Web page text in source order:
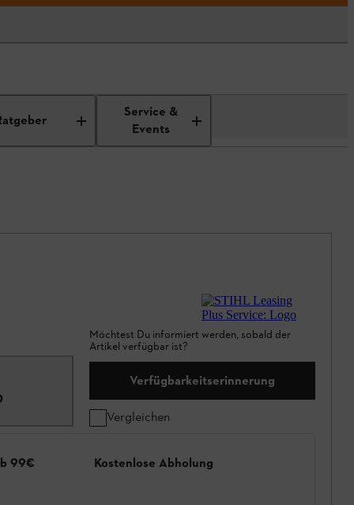
Service &
Events
Möchtest Du informiert werden, sobald der
Artikel verfügbar ist?
Verfügbarkeitserinnerung
Vergleichen
99€ Kostenlose Abholung